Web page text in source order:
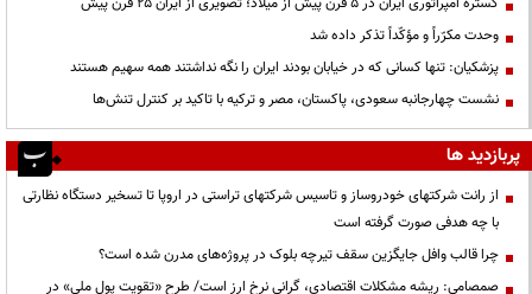
وحدت مکرّراً و مؤکّداً تذکر داده شد
پزشکیان: تنها کسانی که در خیابان بودند ایران را نگه نداشتند همه سهیم هستند
نشست چهارجانبه سعودی، پاکستان، مصر و ترکیه با تاکید بر کنترل تنش‌ها
پربازدید ها
از رانت‌ شرکتهای خودروساز و تاسیس شرکتهای تراستی در اروپا تا تسخیر دستگاه نظارتی
با چه هدفی صورت گرفته است
چرا قالب وافل جایگزین سقف تیرچه بلوک در پروژه‌های مدرن شده است؟
صمصامی: ریشه مشکلات اقتصادی، گرانی نرخ ارز است/ طرح «تقویت پول ملی» در